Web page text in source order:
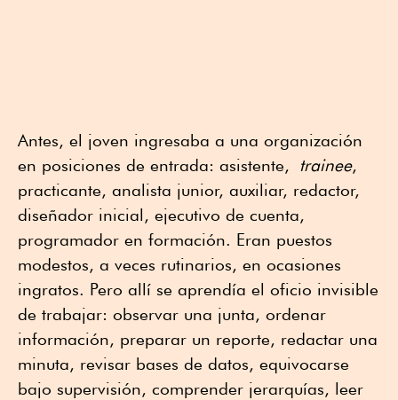
Antes, el joven ingresaba a una organización
en posiciones de entrada: asistente, trainee,
practicante, analista junior, auxiliar, redactor,
diseñador inicial, ejecutivo de cuenta,
programador en formación. Eran puestos
modestos, a veces rutinarios, en ocasiones
ingratos. Pero allí se aprendía el oficio invisible
de trabajar: observar una junta, ordenar
información, preparar un reporte, redactar una
minuta, revisar bases de datos, equivocarse
bajo supervisión, comprender jerarquías, leer